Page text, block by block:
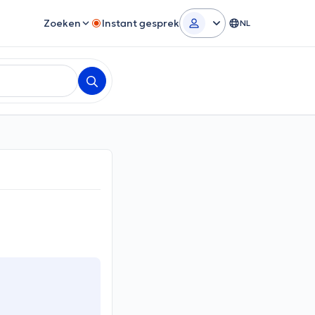
Zoeken Instant gesprek NL